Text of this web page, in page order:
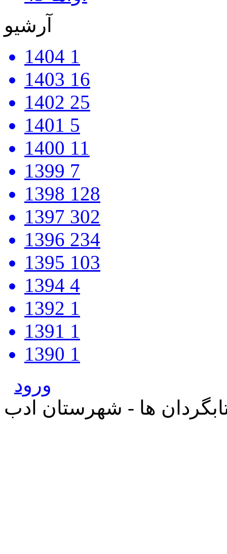
آرشیو
1404 1
1403 16
1402 25
1401 5
1400 11
1399 7
1398 128
1397 302
1396 234
1395 103
1394 4
1392 1
1391 1
1390 1
ورود
ها - شهرستان ادب